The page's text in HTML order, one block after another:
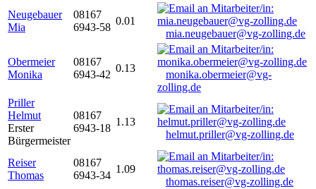
Neugebauer
Mia
08167
6943-58
0.01
mia.neugebauer@vg-zolling.de
Obermeier
Monika
08167
6943-42
0.13
monika.obermeier@vg-
zolling.de
Priller
Helmut
Erster
Bürgermeister
08167
6943-18
1.13
helmut.priller@vg-zolling.de
Reiser
Thomas
08167
6943-34
1.09
thomas.reiser@vg-zolling.de